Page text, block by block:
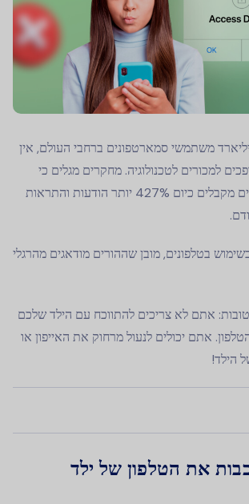
מ-3.8 מיליארד משתמשי סמארטפונים ברחבי העולם, אין
למכורים לטכנולוגיה. מחקרים מגלים כי
משתמשי סמארטפונים מקבלים כיום 427% יותר הודעות והתראות
בטלפונים, מובן שההורים מודאגים מהרגלי
אתם לא צריכים להתווכח עם הילד שלכם
אתם יכולים לנעול מרחוק את האייפון או
הילד!
את הטלפון של ילד